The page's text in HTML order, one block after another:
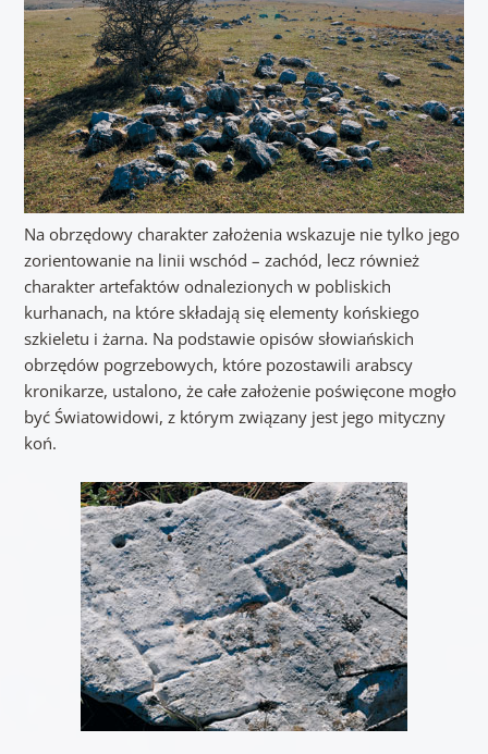
Na obrzędowy charakter założenia wskazuje nie tylko jego
zorientowanie na linii wschód – zachód, lecz również
charakter artefaktów odnalezionych w pobliskich
kurhanach, na które składają się elementy końskiego
szkieletu i żarna. Na podstawie opisów słowiańskich
obrzędów pogrzebowych, które pozostawili arabscy
kronikarze, ustalono, że całe założenie poświęcone mogło
być Światowidowi, z którym związany jest jego mityczny
koń.